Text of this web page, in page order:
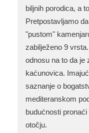
biljnih porodica, a
Pretpostavljamo
"pustom"
zabilježeno 9
odnosu na to da je
kaćunovica.
saznanje o
mediteranskom
budućnosti
otočju.